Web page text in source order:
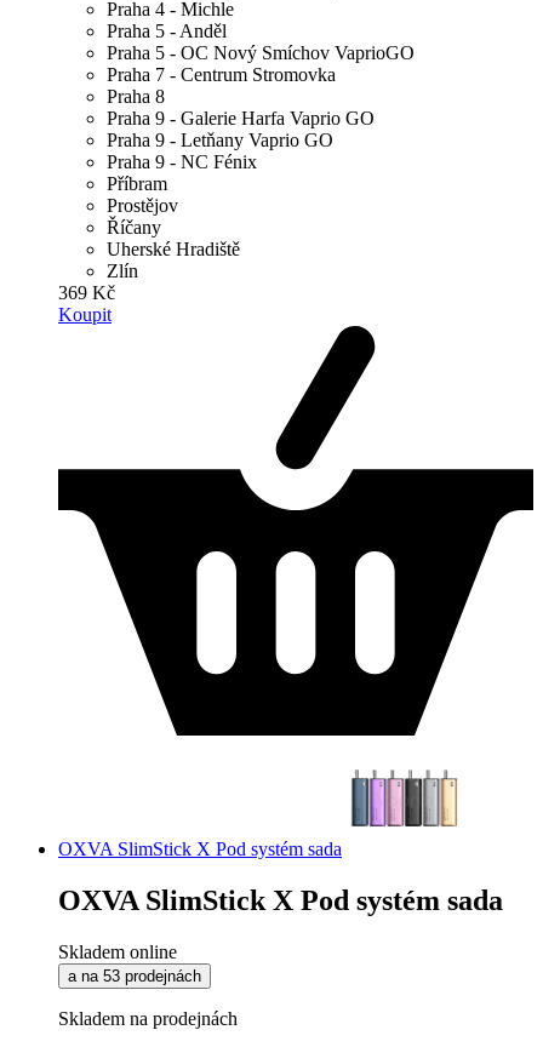
Praha 4 - Michle
Praha 5 - Anděl
Praha 5 - OC Nový Smíchov VaprioGO
Praha 7 - Centrum Stromovka
Praha 8
Praha 9 - Galerie Harfa Vaprio GO
Praha 9 - Letňany Vaprio GO
Praha 9 - NC Fénix
Příbram
Prostějov
Říčany
Uherské Hradiště
Zlín
369 Kč
Koupit
OXVA SlimStick X Pod systém sada
OXVA SlimStick X Pod systém sada
Skladem online
a na 53 prodejnách
Skladem na prodejnách